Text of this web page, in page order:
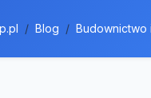
Blog Budownictwo